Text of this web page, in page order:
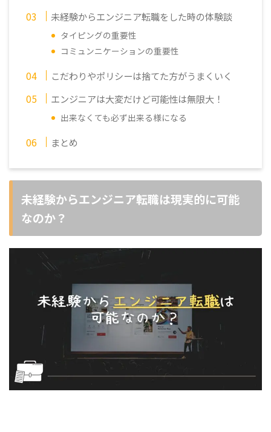
未経験からエンジニア転職をした時の体験談
タイピングの重要性
コミュンニケーションの重要性
こだわりやポリシーは捨てた方がうまくいく
エンジニアは大変だけど可能性は無限大！
出来なくても必ず出来る様になる
まとめ
未経験からエンジニア転職は現実的に可能
なのか？